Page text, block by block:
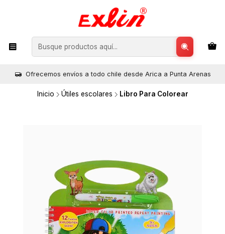
Ofrecemos envíos a todo chile desde Arica a Punta Arenas
Inicio Útiles escolares Libro Para Colorear